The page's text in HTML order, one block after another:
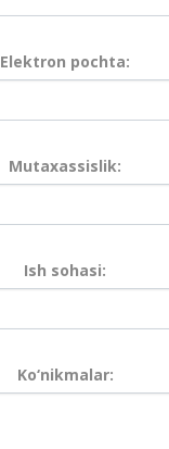
Elektron pochta:
Mutaxassislik:
Ish sohasi:
Ko‘nikmalar: